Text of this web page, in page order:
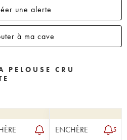
une alerte
à ma cave
PELOUSE CRU
ENCHÈRE 5